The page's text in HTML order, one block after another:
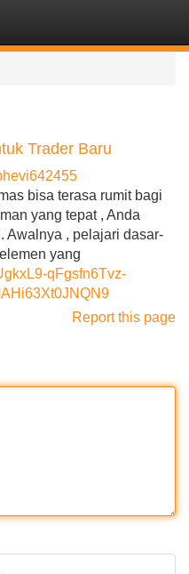
Trader Baru
bisa terasa rumit bagi
yang tepat , Anda
Awalnya , pelajari dasar-
yang
qFgsfn6Tvz-
Report this page